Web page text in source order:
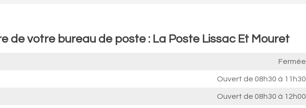
de votre bureau de poste : La Poste Lissac Et Mouret
Fermée
Ouvert de 08h30 à 11h30
Ouvert de 08h30 à 12h00